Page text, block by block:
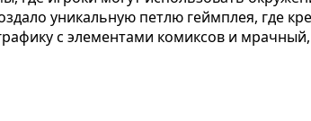
уникальную петлю геймплея, где
с элементами комиксов и